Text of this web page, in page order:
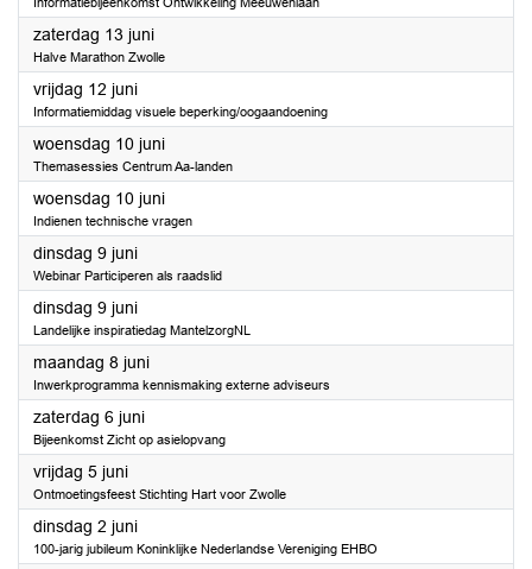
zaterdag 13 juni2026
Halve Marathon Zwolle
vrijdag 12 juni2026
Informatiemiddag visuele beperking/oogaandoening
woensdag 10 juni2026
Themasessies Centrum Aa-landen
woensdag 10 juni2026
Indienen technische vragen
dinsdag 9 juni2026
Webinar Participeren als raadslid
dinsdag 9 juni2026
Landelijke inspiratiedag MantelzorgNL
maandag 8 juni2026
Inwerkprogramma kennismaking externe adviseurs
zaterdag 6 juni2026
Bijeenkomst Zicht op asielopvang
vrijdag 5 juni2026
Ontmoetingsfeest Stichting Hart voor Zwolle
dinsdag 2 juni2026
100-jarig jubileum Koninklijke Nederlandse Vereniging EHBO